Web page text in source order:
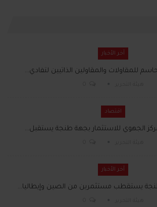
آخر الأخبار
اقتصاد
الجهوي للاستثمار بجهة طنجة يستقبل…
آخر الأخبار
يستقطب مستثمرين من الصين وإيطاليا…